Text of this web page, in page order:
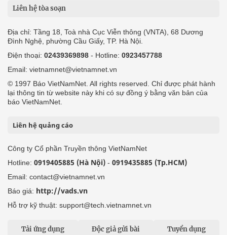
Liên hệ tòa soạn
Địa chỉ: Tầng 18, Toà nhà Cục Viễn thông (VNTA), 68 Dương
Đình Nghệ, phường Cầu Giấy, TP. Hà Nội.
Điện thoại: 02439369898 - Hotline: 0923457788
Email: vietnamnet@vietnamnet.vn
© 1997 Báo VietNamNet. All rights reserved. Chỉ được phát hành
lại thông tin từ website này khi có sự đồng ý bằng văn bản của
báo VietNamNet.
Liên hệ quảng cáo
Công ty Cổ phần Truyền thông VietNamNet
Hotline: 0919405885 (Hà Nội) - 0919435885 (Tp.HCM)
Email: contact@vietnamnet.vn
Báo giá: http://vads.vn
Hỗ trợ kỹ thuật: support@tech.vietnamnet.vn
Tải ứng dụng Độc giả gửi bài Tuyển dụng